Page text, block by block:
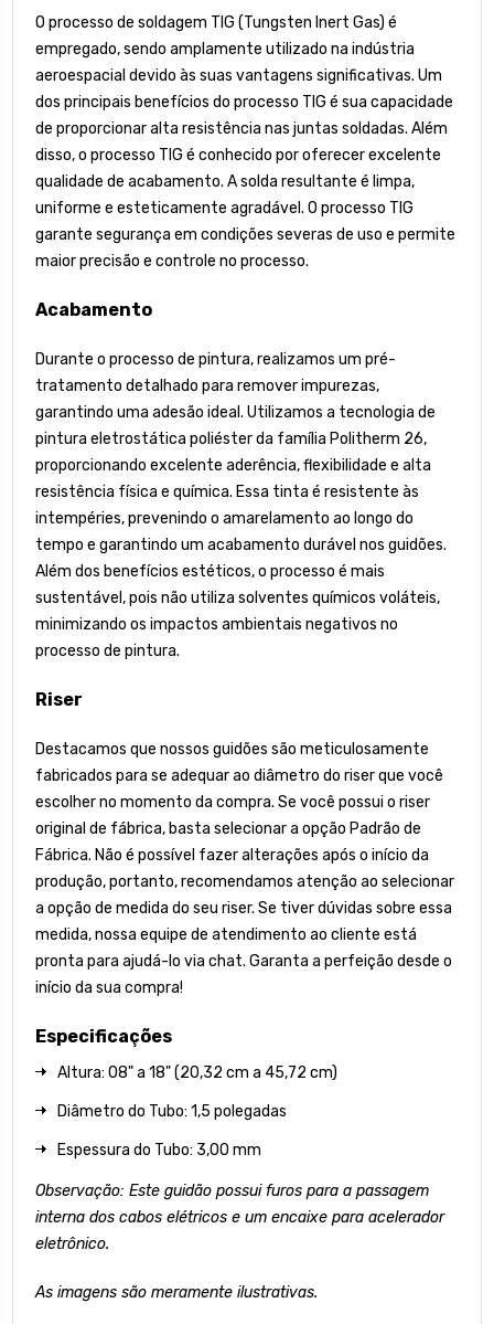
O processo de soldagem TIG (Tungsten Inert Gas) é
empregado, sendo amplamente utilizado na indústria
aeroespacial devido às suas vantagens significativas. Um
dos principais benefícios do processo TIG é sua capacidade
de proporcionar alta resistência nas juntas soldadas. Além
disso, o processo TIG é conhecido por oferecer excelente
qualidade de acabamento. A solda resultante é limpa,
uniforme e esteticamente agradável. O processo TIG
garante segurança em condições severas de uso e permite
maior precisão e controle no processo.
Acabamento
Durante o processo de pintura, realizamos um pré-
tratamento detalhado para remover impurezas,
garantindo uma adesão ideal. Utilizamos a tecnologia de
pintura eletrostática poliéster da família Politherm 26,
proporcionando excelente aderência, flexibilidade e alta
resistência física e química. Essa tinta é resistente às
intempéries, prevenindo o amarelamento ao longo do
tempo e garantindo um acabamento durável nos guidões.
Além dos benefícios estéticos, o processo é mais
sustentável, pois não utiliza solventes químicos voláteis,
minimizando os impactos ambientais negativos no
processo de pintura.
Riser
Destacamos que nossos guidões são meticulosamente
fabricados para se adequar ao diâmetro do riser que você
escolher no momento da compra. Se você possui o riser
original de fábrica, basta selecionar a opção Padrão de
Fábrica. Não é possível fazer alterações após o início da
produção, portanto, recomendamos atenção ao selecionar
a opção de medida do seu riser. Se tiver dúvidas sobre essa
medida, nossa equipe de atendimento ao cliente está
pronta para ajudá-lo via chat. Garanta a perfeição desde o
início da sua compra!
Especificações
Altura: 08" a 18" (20,32 cm a 45,72 cm)
Diâmetro do Tubo: 1,5 polegadas
Espessura do Tubo: 3,00 mm
Observação: Este guidão possui furos para a passagem
interna dos cabos elétricos e um encaixe para acelerador
eletrônico.
As imagens são meramente ilustrativas.